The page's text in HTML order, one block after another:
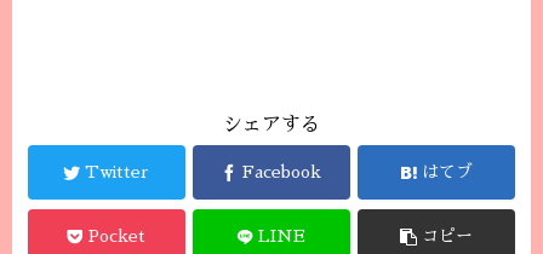
シェアする
Twitter Facebook はてブ
Pocket LINE コピー